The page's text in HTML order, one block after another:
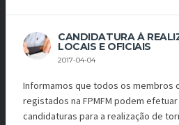
CANDIDATURA À
LOCAIS E OFICIAIS
2017-04-04
Informamos que todos os membros
registados na FPMFM podem
candidaturas para a realização de